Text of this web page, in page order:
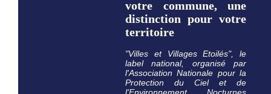
votre commune, une
distinction pour votre
territoire
"Villes et Villages Etoilés", le
label national, organisé par
l'Association Nationale pour la
Protection du Ciel et de